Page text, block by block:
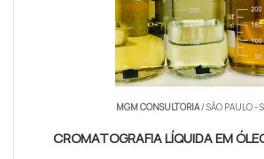
MGM CONSULTORIA/ SÃO PAULO -
CROMATOGRAFIA LÍQUIDA EM